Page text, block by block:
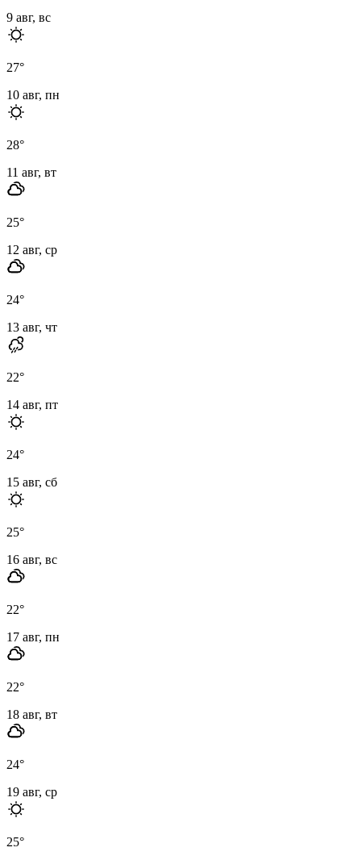
9 авг, вс
27°
10 авг, пн
28°
11 авг, вт
25°
12 авг, ср
24°
13 авг, чт
22°
14 авг, пт
24°
15 авг, сб
25°
16 авг, вс
22°
17 авг, пн
22°
18 авг, вт
24°
19 авг, ср
25°